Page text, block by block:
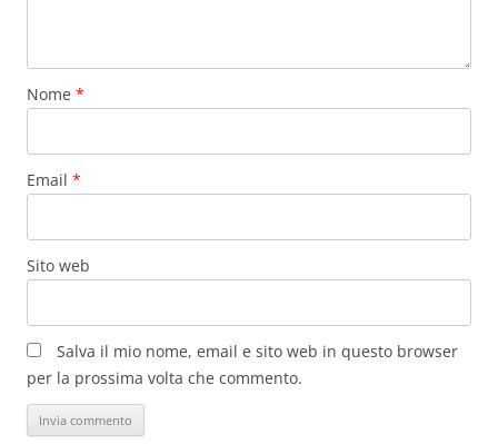
Nome *
Email *
Sito web
Salva il mio nome, email e sito web in questo browser
per la prossima volta che commento.